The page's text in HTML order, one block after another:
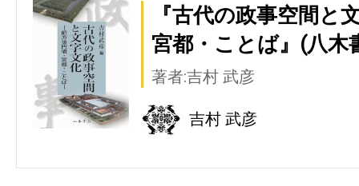
『古代の政事空間と
宮都・ことば』(八木
著者:吉村 武彦
吉村 武彦